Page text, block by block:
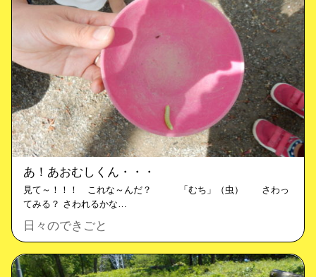
あ！あおむしくん・・・
見て～！！！ これな～んだ？ 「むち」（虫） さわっ
てみる？ さわれるかな…
日々のできごと